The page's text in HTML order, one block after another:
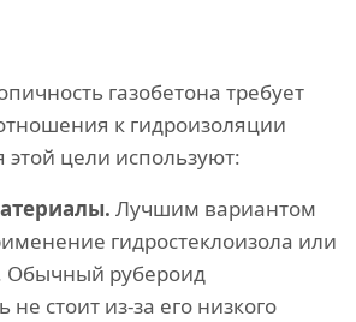
газобетона требует
к гидроизоляции
цели используют:
Лучшим вариантом
гидростеклоизола или
Обычный рубероид
не стоит из-за его низкого